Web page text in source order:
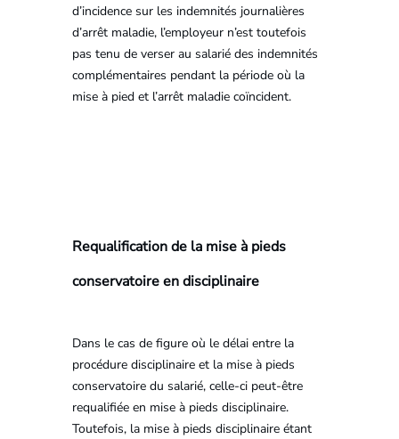
d’incidence sur les indemnités journalières
d’arrêt maladie, l’employeur n’est toutefois
pas tenu de verser au salarié des indemnités
complémentaires pendant la période où la
mise à pied et l’arrêt maladie coïncident.
Requalification de la mise à pieds
conservatoire en disciplinaire
Dans le cas de figure où le délai entre la
procédure disciplinaire et la mise à pieds
conservatoire du salarié, celle-ci peut-être
requalifiée en mise à pieds disciplinaire.
Toutefois, la mise à pieds disciplinaire étant